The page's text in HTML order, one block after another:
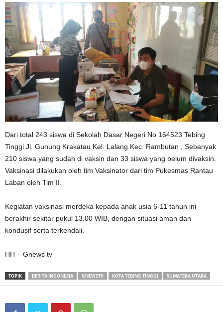
Dari total 243 siswa di Sekolah Dasar Negeri No 164523 Tebing
Tinggi Jl. Gunung Krakatau Kel. Lalang Kec. Rambutan , Sebanyak
210 siswa yang sudah di vaksin dan 33 siswa yang belum divaksin.
Vaksinasi dilakukan oleh tim Vaksinator dari tim Pukesmas Rantau
Laban oleh Tim II.
Kegiatan vaksinasi merdeka kepada anak usia 6-11 tahun ini
berakhir sekitar pukul 13.00 WIB, dengan situasi aman dan
kondusif serta terkendali.
HH – Gnews tv
TOPIK BERITA INDONESIA GNEWSTV KOTA TEBING TINGGI SUMATERA UTARA